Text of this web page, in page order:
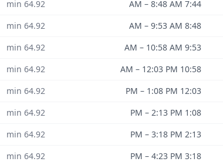
7:44 AM
– 8:48 AM
64.92
8:48 AM
– 9:53 AM
64.92
9:53 AM
– 10:58 AM
64.92
10:58 AM
– 12:03 PM
64.92
12:03 PM
– 1:08 PM
64.92
1:08 PM
– 2:13 PM
64.92
2:13 PM
– 3:18 PM
64.92
3:18 PM
– 4:23 PM
64.92